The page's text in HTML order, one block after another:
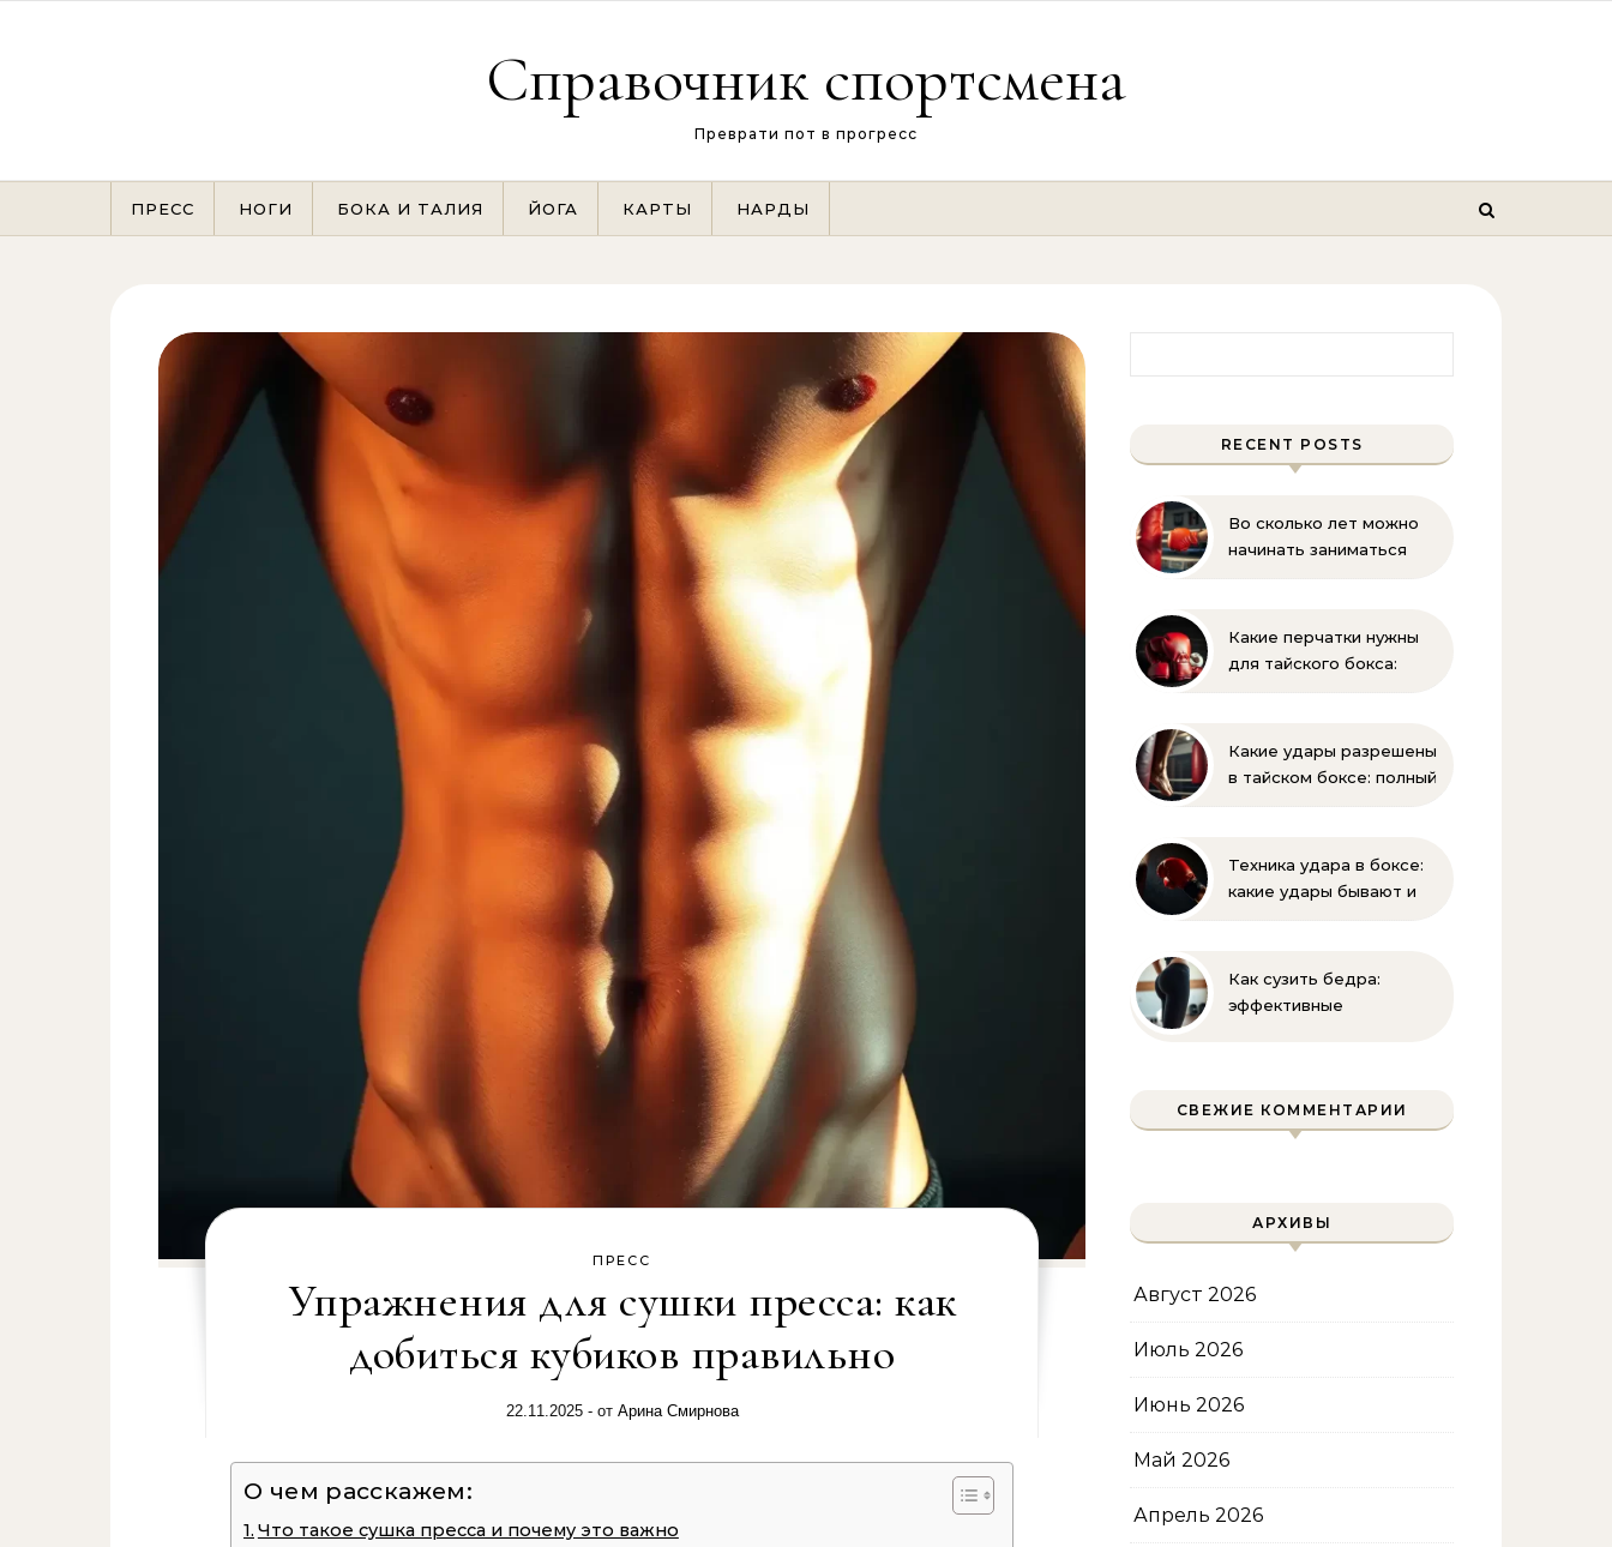
Справочник спортсмена
Преврати пот в прогресс
ПРЕСС НОГИ БОКА И ТАЛИЯ ЙОГА КАРТЫ НАРДЫ
ПРЕСС
Упражнения для сушки пресса: как
добиться кубиков правильно
22.11.2025 - от Арина Смирнова
О чем расскажем:
Что такое сушка пресса и почему это важно
RECENT POSTS
Во сколько лет можно
начинать заниматься
советы тренеров
Какие перчатки нужны
для тайского бокса:
экипировки
Какие удары разрешены
в тайском боксе: полный
Техника удара в боксе:
какие удары бывают и
Как сузить бедра:
эффективные
СВЕЖИЕ КОММЕНТАРИИ
АРХИВЫ
Август 2026
Июль 2026
Июнь 2026
Май 2026
Апрель 2026